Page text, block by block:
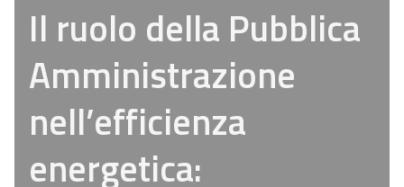
Il ruolo della Pubblica
Amministrazione
nell’efficienza
energetica: